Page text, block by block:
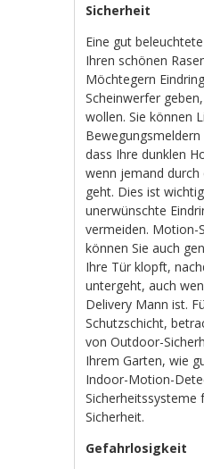
Sicherheit
Eine gut
Ihren schönen
Möchtegern
Scheinwerfer
wollen. Sie können
dass Ihre dunklen
wenn jemand durch
geht. Dies ist
unerwünschte
vermeiden. Motion-
können Sie auch
Ihre Tür klopft,
untergeht, auch
Delivery Mann ist.
Schutzschicht,
von Outdoor-
Ihrem Garten, wie
Indoor-Motion-
Sicherheitssysteme
Sicherheit.
Gefahrlosigkeit